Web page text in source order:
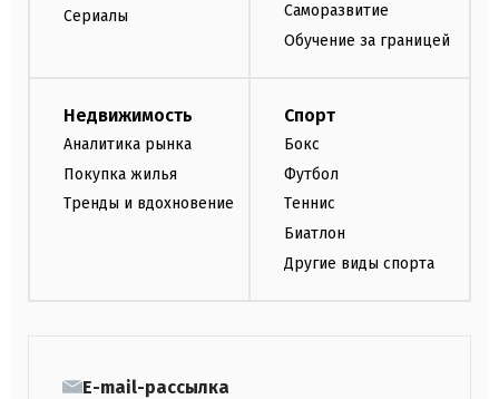
Сериалы
Саморазвитие
Обучение за границей
Недвижимость
Аналитика рынка
Покупка жилья
Тренды и вдохновение
Спорт
Бокс
Футбол
Теннис
Биатлон
Другие виды спорта
E-mail-рассылка